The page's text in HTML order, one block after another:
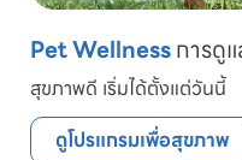
Pet Wellnessการดู
สุขภาพดี เริ่มได้ตั้งแต่วันนี้
ดูโปรแกรมเพื่อสุขภาพ